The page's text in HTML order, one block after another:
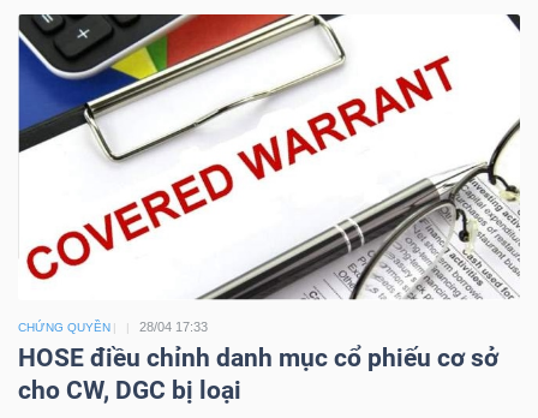
CHỨNG QUYỀN 28/04 17:33
HOSE điều chỉnh danh mục cổ phiếu cơ sở
cho CW, DGC bị loại
Công
tư
Truyền